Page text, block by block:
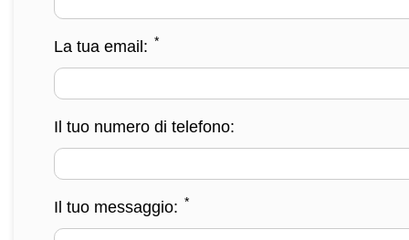
La tua email: *
Il tuo numero di telefono:
Il tuo messaggio: *